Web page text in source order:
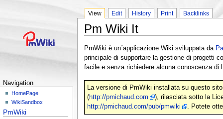
Navigation
HomePage
WikiSandbox
PmWiki
View Edit History Print Backlinks
Pm Wiki It
PmWiki è un´applicazione Wiki sviluppata da
principale di supportare la gestione di progetti
facile e senza richiedere alcuna conoscenza di
La versione di PmWiki installata su questo
(http://pmichaud.com
), rilasciata sotto la
http://pmichaud.com/pub/pmwiki
. Potete